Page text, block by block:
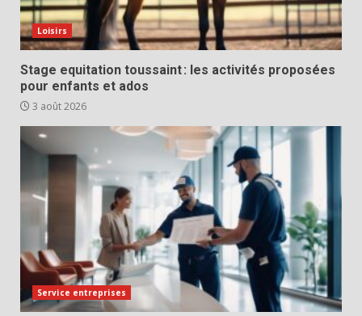
Loisirs
Stage equitation toussaint : les activités proposées
pour enfants et ados
3 août 2026
Service entreprises